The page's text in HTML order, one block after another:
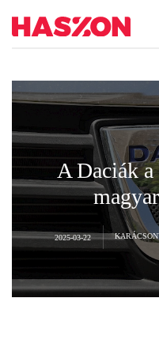
A Daciák
2025-03-22